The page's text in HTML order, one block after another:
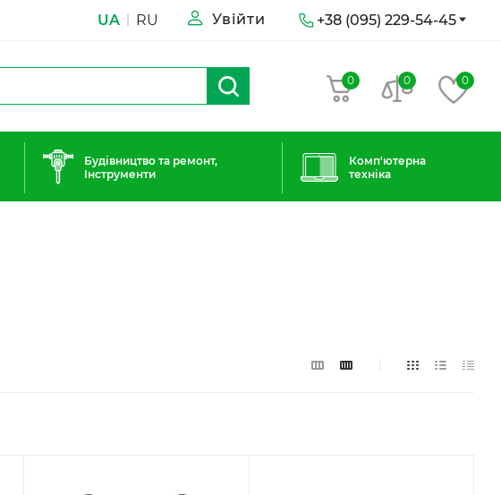
UA RU Увійти +38 (095) 229-54-45
0 0
0
Будівництво та ремонт,
Інструменти
Комп'ютерна
техніка